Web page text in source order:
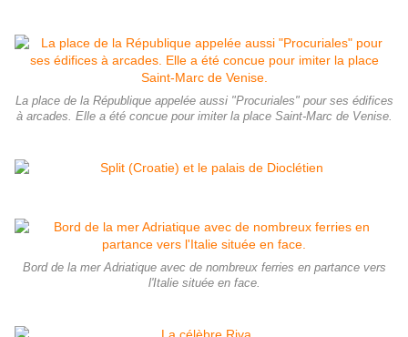
La place de la République appelée aussi "Procuriales" pour ses édifices
à arcades. Elle a été concue pour imiter la place Saint-Marc de Venise.
Bord de la mer Adriatique avec de nombreux ferries en partance vers
l'Italie située en face.